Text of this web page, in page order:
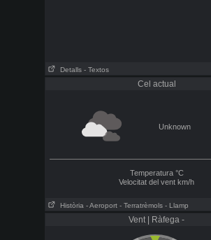
Detalls - Textos
Cel actual
Unknown
Temperatura °C
Velocitat del vent km/h
Història - Aeroport - Terratrèmols - Llamp
Vent | Ràfega -